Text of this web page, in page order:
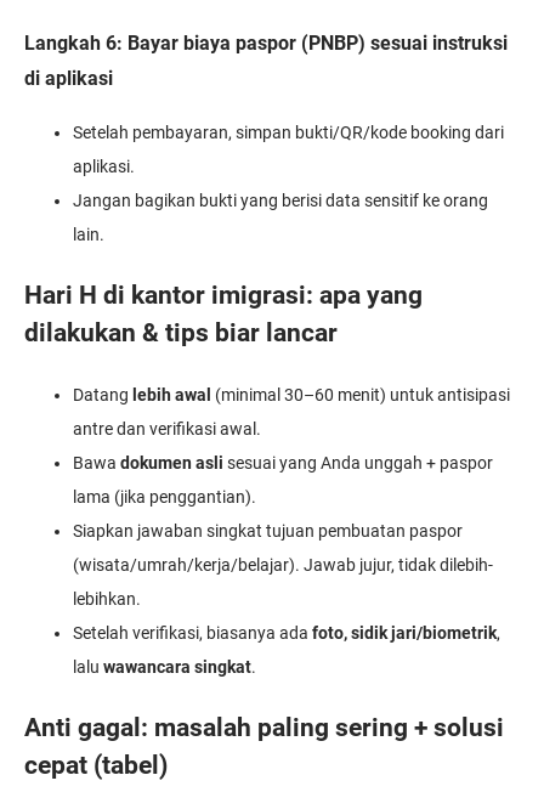
Langkah 6: Bayar biaya paspor (PNBP) sesuai instruksi
di aplikasi
Setelah pembayaran, simpan bukti/QR/kode booking dari
aplikasi.
Jangan bagikan bukti yang berisi data sensitif ke orang
lain.
Hari H di kantor imigrasi: apa yang
dilakukan & tips biar lancar
Datang lebih awal (minimal 30–60 menit) untuk antisipasi
antre dan verifikasi awal.
Bawa dokumen asli sesuai yang Anda unggah + paspor
lama (jika penggantian).
Siapkan jawaban singkat tujuan pembuatan paspor
(wisata/umrah/kerja/belajar). Jawab jujur, tidak dilebih-
lebihkan.
Setelah verifikasi, biasanya ada foto, sidik jari/biometrik,
lalu wawancara singkat.
Anti gagal: masalah paling sering + solusi
cepat (tabel)